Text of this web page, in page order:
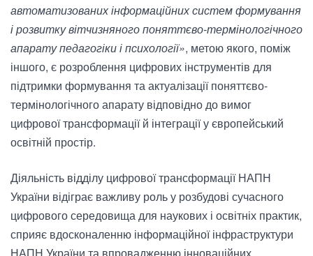
автоматизованих інформаційних систем формування
і розвитку вітчизняного поняттєво-термінологічного
апарату педагогіки і психології», метою якого, поміж
іншого, є розроблення цифрових інструментів для
підтримки формування та актуалізації поняттєво-
термінологічного апарату відповідно до вимог
цифрової трансформації й інтеграції у європейський
освітній простір.
Діяльність відділу цифрової трансформації НАПН
України відіграє важливу роль у розбудові сучасного
цифрового середовища для наукових і освітніх практик,
сприяє вдосконаленню інформаційної інфраструктури